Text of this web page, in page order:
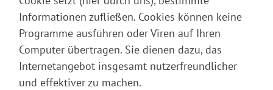
Informationen zufließen. Cookies können keine
Programme ausführen oder Viren auf Ihren
Computer übertragen. Sie dienen dazu, das
Internetangebot insgesamt nutzerfreundlicher
und effektiver zu machen.